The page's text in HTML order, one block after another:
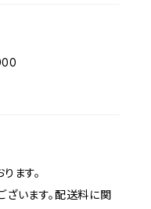
ます。
います。配送料に関